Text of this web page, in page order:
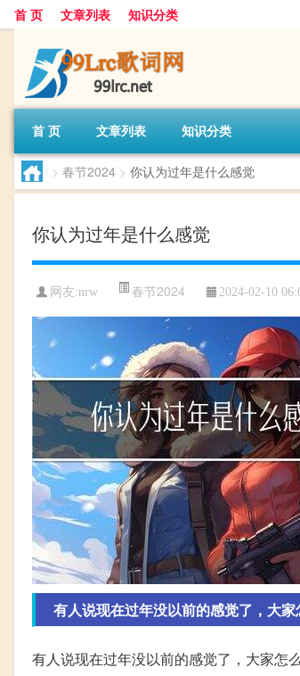
首 页 文章列表 知识分类
首 页 文章列表 知识分类
> 春节2024 > 你认为过年是什么感觉
你认为过年是什么感觉
网友:nrw 春节2024 2024-02-10
有人说现在过年没以前的感觉了，大
有人说现在过年没以前的感觉了，大家怎